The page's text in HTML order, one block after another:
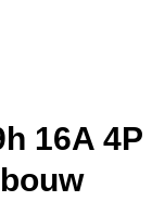
16A 4P